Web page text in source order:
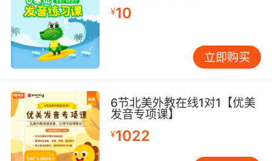
¥10
立即购买
6节北美外教在线1对1【优美
发音专项课】
¥1022